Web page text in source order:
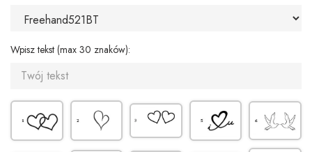
Wpisz tekst (max 30 znaków):